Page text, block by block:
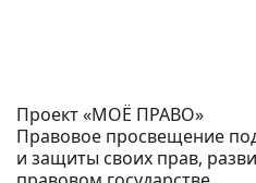
Проект «МОЁ ПРАВО»
Правовое просвещение
и защиты своих прав,